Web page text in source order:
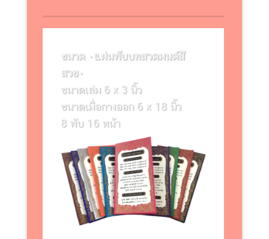
ขนาด ۰แผ่นพับบทสวดมนต์สี
สวย۰
ขนาดเล่ม 6 x 3 นิ้ว
ขนาดเมื่อกางออก 6 x 18 นิ้ว
8 พับ 16 หน้า